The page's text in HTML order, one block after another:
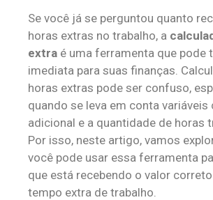
Se você já se perguntou quanto
horas extras no trabalho, a
extra é uma ferramenta que pode
imediata para suas finanças.
horas extras pode ser confuso,
quando se leva em conta variáveis
adicional e a quantidade de horas
Por isso, neste artigo, vamos
você pode usar essa ferramenta
que está recebendo o valor
tempo extra de trabalho.